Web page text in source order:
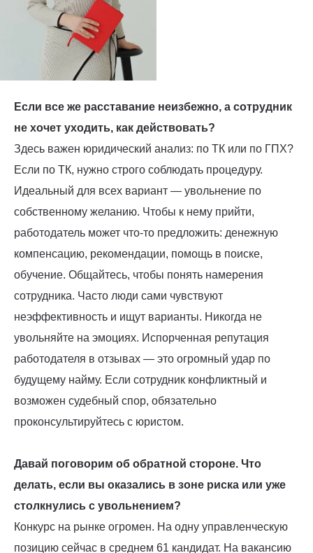
Если все же расставание неизбежно, а сотрудник
не хочет уходить, как действовать?
Здесь важен юридический анализ: по ТК или по ГПХ?
Если по ТК, нужно строго соблюдать процедуру.
Идеальный для всех вариант — увольнение по
собственному желанию. Чтобы к нему прийти,
работодатель может что-то предложить: денежную
компенсацию, рекомендации, помощь в поиске,
обучение. Общайтесь, чтобы понять намерения
сотрудника. Часто люди сами чувствуют
неэффективность и ищут варианты. Никогда не
увольняйте на эмоциях. Испорченная репутация
работодателя в отзывах — это огромный удар по
будущему найму. Если сотрудник конфликтный и
возможен судебный спор, обязательно
проконсультируйтесь с юристом.
Давай поговорим об обратной стороне. Что
делать, если вы оказались в зоне риска или уже
столкнулись с увольнением?
Конкурс на рынке огромен. На одну управленческую
позицию сейчас в среднем 61 кандидат. На вакансию